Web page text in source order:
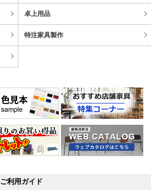
卓上用品
特注家具製作
ご利用ガイド